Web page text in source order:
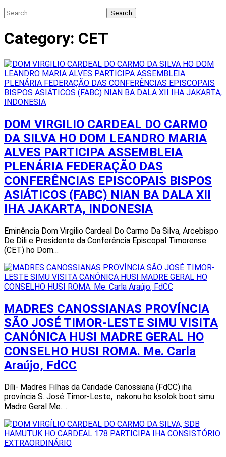
Search
for:
Category: CET
DOM VIRGILIO CARDEAL DO CARMO
DA SILVA HO DOM LEANDRO MARIA
ALVES PARTICIPA ASSEMBLEIA
PLENÁRIA FEDERAÇÃO DAS
CONFERÊNCIAS EPISCOPAIS BISPOS
ASIÁTICOS (FABC) NIAN BA DALA XII
IHA JAKARTA, INDONESIA
Eminência Dom Virgilio Cardeal Do Carmo Da Silva, Arcebispo
De Dili e Presidente da Conferência Episcopal Timorense
(CET) ho Dom…
MADRES CANOSSIANAS PROVÍNCIA
SÃO JOSÉ TIMOR-LESTE SIMU VISITA
CANÓNICA HUSI MADRE GERAL HO
CONSELHO HUSI ROMA. Me. Carla
Araújo, FdCC
Díli- Madres Filhas da Caridade Canossiana (FdCC) iha
província S. José Timor-Leste, nakonu ho ksolok boot simu
Madre Geral Me.…